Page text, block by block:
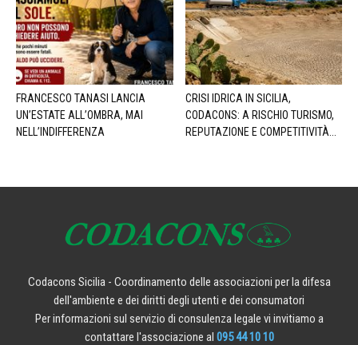
FRANCESCO TANASI LANCIA
UN’ESTATE ALL’OMBRA, MAI
NELL’INDIFFERENZA
CRISI IDRICA IN SICILIA,
CODACONS: A RISCHIO TURISMO,
REPUTAZIONE E COMPETITIVITÀ...
Codacons Sicilia - Coordinamento delle associazioni per la difesa
dell'ambiente e dei diritti degli utenti e dei consumatori
Per informazioni sul servizio di consulenza legale vi invitiamo a
contattare l'associazione al 095 44 10 10